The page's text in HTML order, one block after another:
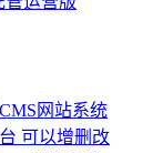
网站系统
可以增删改